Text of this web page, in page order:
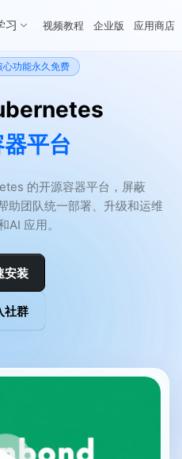
习 视频教程 企业版 应用商店
功能永久免费
平台
的开源容器平台，屏蔽
助团队统一部署、升级和运维
AI 应用。
安装
社群